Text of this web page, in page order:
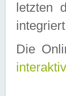
letzten
Die